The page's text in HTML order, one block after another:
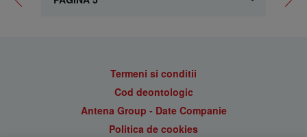
Termeni si conditii
Cod deontologic
Antena Group - Date Companie
Politica de cookies